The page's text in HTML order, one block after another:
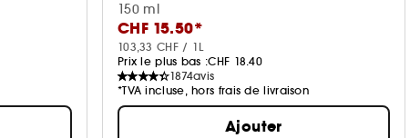
150 ml
CHF 15.50*
103,33 CHF / 1L
Prix le plus bas :CHF 18.40
1874avis
*TVA incluse, hors frais de livraison
Ajouter